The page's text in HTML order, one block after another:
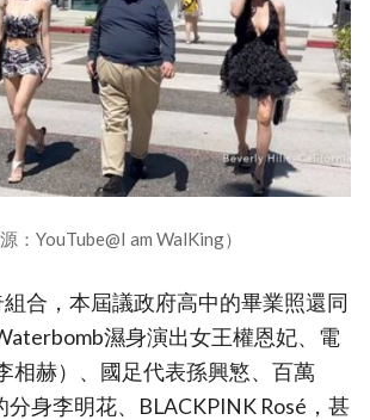
源：YouTube@I am WalKing）
合，本屆議政府高中的畢業照還同
濕身演出女王權恩妃、電
相赫）、國足代表孫興慜、百萬
分身李明花、BLACKPINK Rosé，甚